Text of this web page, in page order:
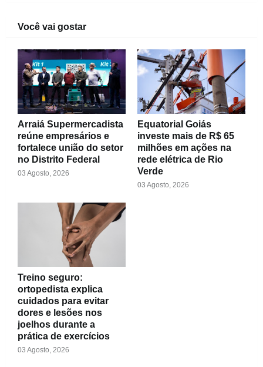
Você vai gostar
Arraiá Supermercadista
reúne empresários e
fortalece união do setor
no Distrito Federal
03 Agosto, 2026
Equatorial Goiás
investe mais de R$ 65
milhões em ações na
rede elétrica de Rio
Verde
03 Agosto, 2026
Treino seguro:
ortopedista explica
cuidados para evitar
dores e lesões nos
joelhos durante a
prática de exercícios
03 Agosto, 2026